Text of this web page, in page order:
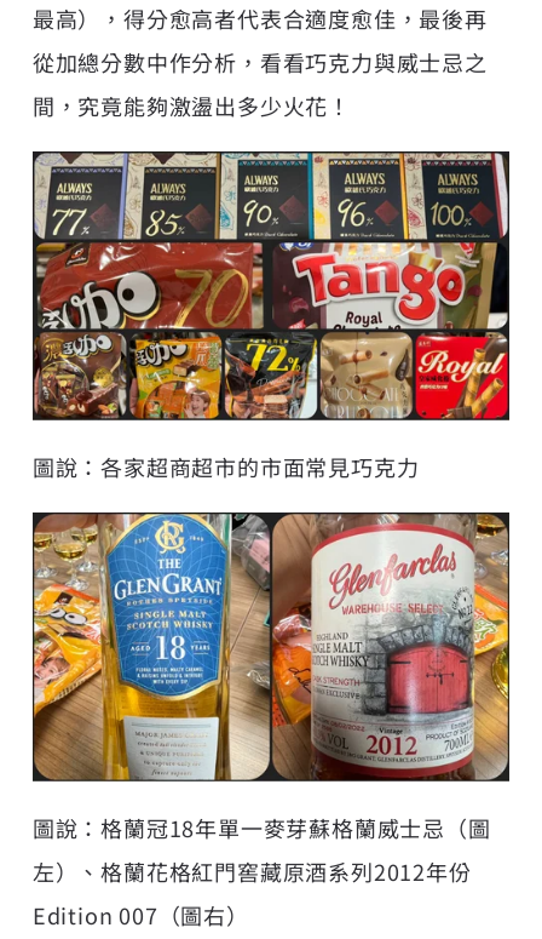
最高），得分愈高者代表合適度愈佳，最後再
從加總分數中作分析，看看巧克力與威士忌之
間，究竟能夠激盪出多少火花！
圖說：各家超商超市的市面常見巧克力
圖說：格蘭冠18年單一麥芽蘇格蘭威士忌（圖
左）、格蘭花格紅門窖藏原酒系列2012年份
Edition 007（圖右）